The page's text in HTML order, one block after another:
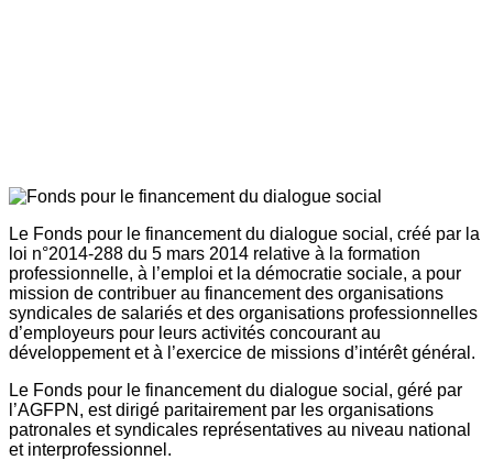
Le Fonds pour le financement du dialogue social, créé par la
loi n°2014-288 du 5 mars 2014 relative à la formation
professionnelle, à l’emploi et la démocratie sociale, a pour
mission de contribuer au financement des organisations
syndicales de salariés et des organisations professionnelles
d’employeurs pour leurs activités concourant au
développement et à l’exercice de missions d’intérêt général.
Le Fonds pour le financement du dialogue social, géré par
l’AGFPN, est dirigé paritairement par les organisations
patronales et syndicales représentatives au niveau national
et interprofessionnel.